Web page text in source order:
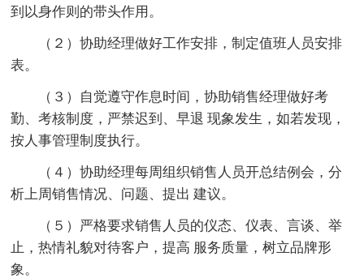
到以身作则的带头作用。
（２）协助经理做好工作安排，制定值班人员安排
表。
（３）自觉遵守作息时间，协助销售经理做好考
勤、考核制度，严禁迟到、早退 现象发生，如若发现，
按人事管理制度执行。
（４）协助经理每周组织销售人员开总结例会，分
析上周销售情况、问题、提出 建议。
（５）严格要求销售人员的仪态、仪表、言谈、举
止，热情礼貌对待客户，提高 服务质量，树立品牌形
象。